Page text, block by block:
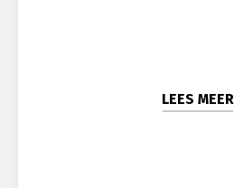
LEES MEER